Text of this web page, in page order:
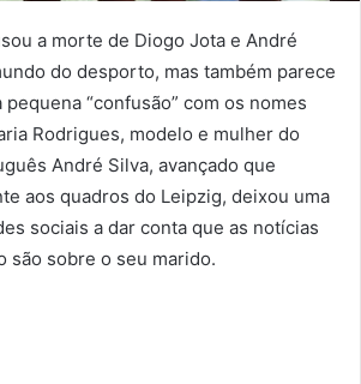
a morte de Diogo Jota e André
do desporto, mas também parece
“confusão” com os nomes
Rodrigues, modelo e mulher do
André Silva, avançado que
aos quadros do Leipzig, deixou uma
sociais a dar conta que as notícias
são sobre o seu marido.